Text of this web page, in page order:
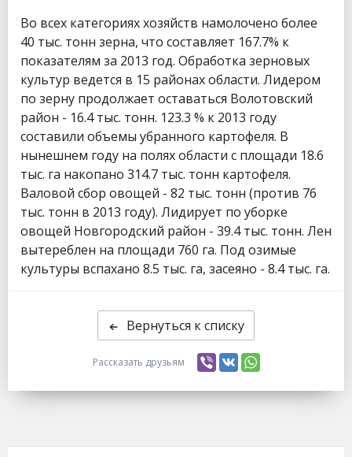
Во всех категориях хозяйств намолочено более
40 тыс. тонн зерна, что составляет 167.7% к
показателям за 2013 год. Обработка зерновых
культур ведется в 15 районах области. Лидером
по зерну продолжает оставаться Волотовский
район - 16.4 тыс. тонн. 123.3 % к 2013 году
составили объемы убранного картофеля. В
нынешнем году на полях области с площади 18.6
тыс. га накопано 314.7 тыс. тонн картофеля.
Валовой сбор овощей - 82 тыс. тонн (против 76
тыс. тонн в 2013 году). Лидирует по уборке
овощей Новгородский район - 39.4 тыс. тонн. Лен
вытереблен на площади 760 га. Под озимые
культуры вспахано 8.5 тыс. га, засеяно - 8.4 тыс. га.
Вернуться к списку
Рассказать друзьям